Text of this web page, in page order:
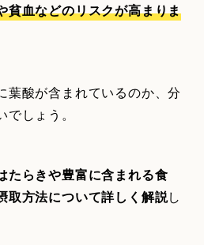
貧血などのリスクが高まりま
葉酸が含まれているのか、分
しょう。
たらきや豊富に含まれる食
取方法について詳しく解説し